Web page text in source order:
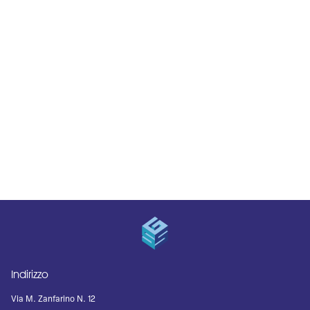
Indirizzo
Via M. Zanfarino N. 12